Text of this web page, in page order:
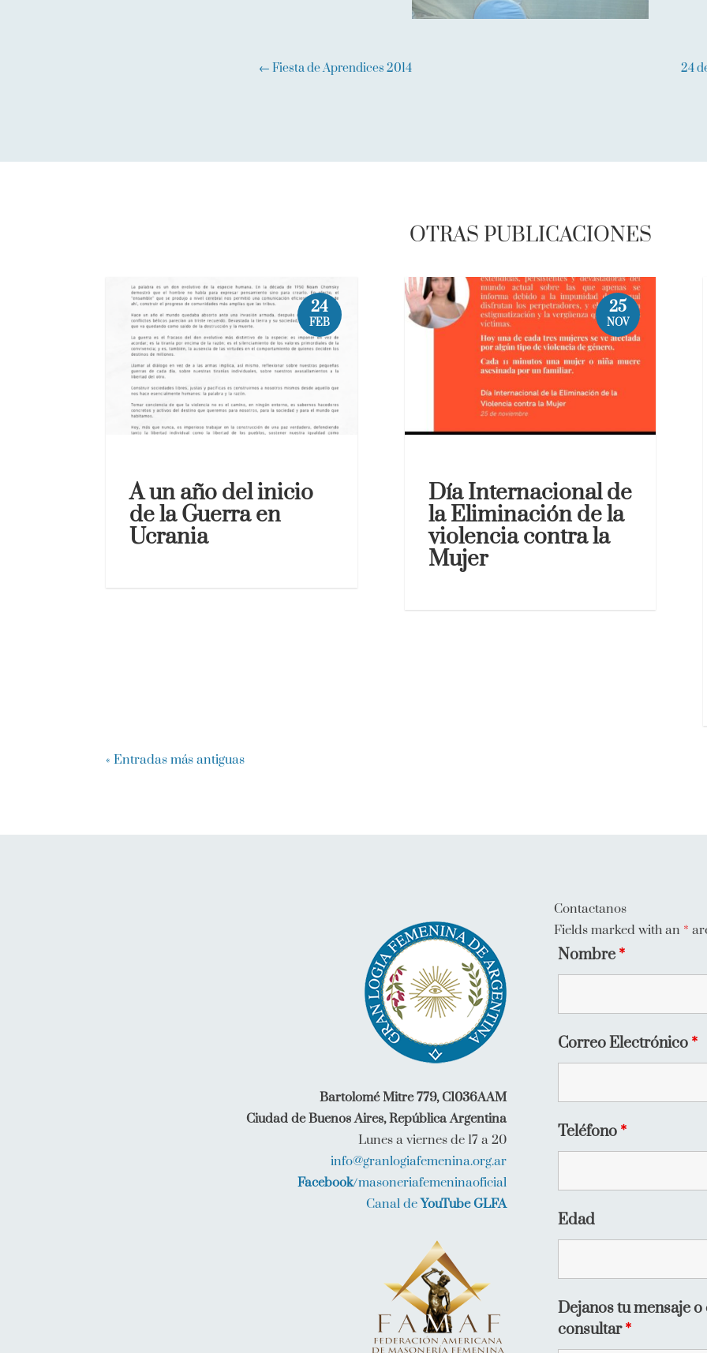
← Fiesta de Aprendices 2014 24
OTRAS PUBLICACIONES
A un año del inicio
de la Guerra en
Ucrania
24
FEB
Día Internacional de
la Eliminación de la
violencia contra la
Mujer
25
NOV
« Entradas más antiguas
Bartolomé Mitre 779, C1036AAM
Ciudad de Buenos Aires, República Argentina
Lunes a viernes de 17 a 20
info@granlogiafemenina.org.ar
Facebook/masoneriafemeninaoficial
Canal deYouTube GLFA
Contactanos
Fields marked with an *
Nombre *
Correo Electrónico *
Teléfono *
Edad
Dejanos tu mensaje
consultar*